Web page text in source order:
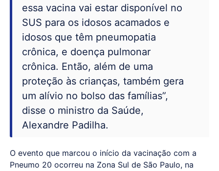
essa vacina vai estar disponível no
SUS para os idosos acamados e
idosos que têm pneumopatia
crônica, e doença pulmonar
crônica. Então, além de uma
proteção às crianças, também gera
um alívio no bolso das famílias”,
disse o ministro da Saúde,
Alexandre Padilha.
O evento que marcou o início da vacinação com a
Pneumo 20 ocorreu na Zona Sul de São Paulo, na